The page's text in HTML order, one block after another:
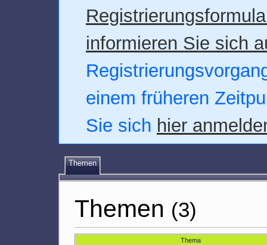
informieren Sie sich
einem früheren
Sie sich hier
Themen
Themen (3)
Thema